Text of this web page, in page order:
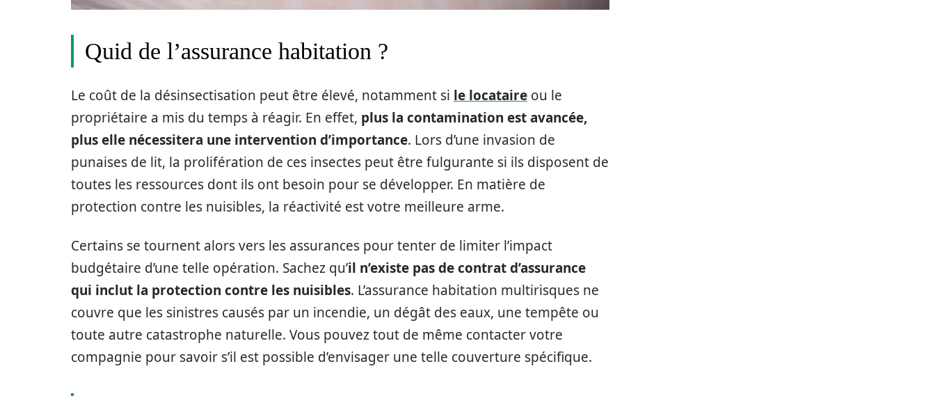
Quid de l’assurance habitation ?
Le coût de la désinsectisation peut être élevé, notamment si le locataire ou le
propriétaire a mis du temps à réagir. En effet, plus la contamination est avancée,
plus elle nécessitera une intervention d’importance. Lors d’une invasion de
punaises de lit, la prolifération de ces insectes peut être fulgurante si ils disposent de
toutes les ressources dont ils ont besoin pour se développer. En matière de
protection contre les nuisibles, la réactivité est votre meilleure arme.
Certains se tournent alors vers les assurances pour tenter de limiter l’impact
budgétaire d’une telle opération. Sachez qu’il n’existe pas de contrat d’assurance
qui inclut la protection contre les nuisibles. L’assurance habitation multirisques ne
couvre que les sinistres causés par un incendie, un dégât des eaux, une tempête ou
toute autre catastrophe naturelle. Vous pouvez tout de même contacter votre
compagnie pour savoir s’il est possible d’envisager une telle couverture spécifique.